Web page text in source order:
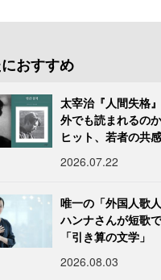
おすすめ
太宰治『人間失格
外でも読まれるの
ヒット、若者の共
2026.07.22
唯一の「外国人歌
ハンナさんが短歌
「引き算の文学」
2026.08.03